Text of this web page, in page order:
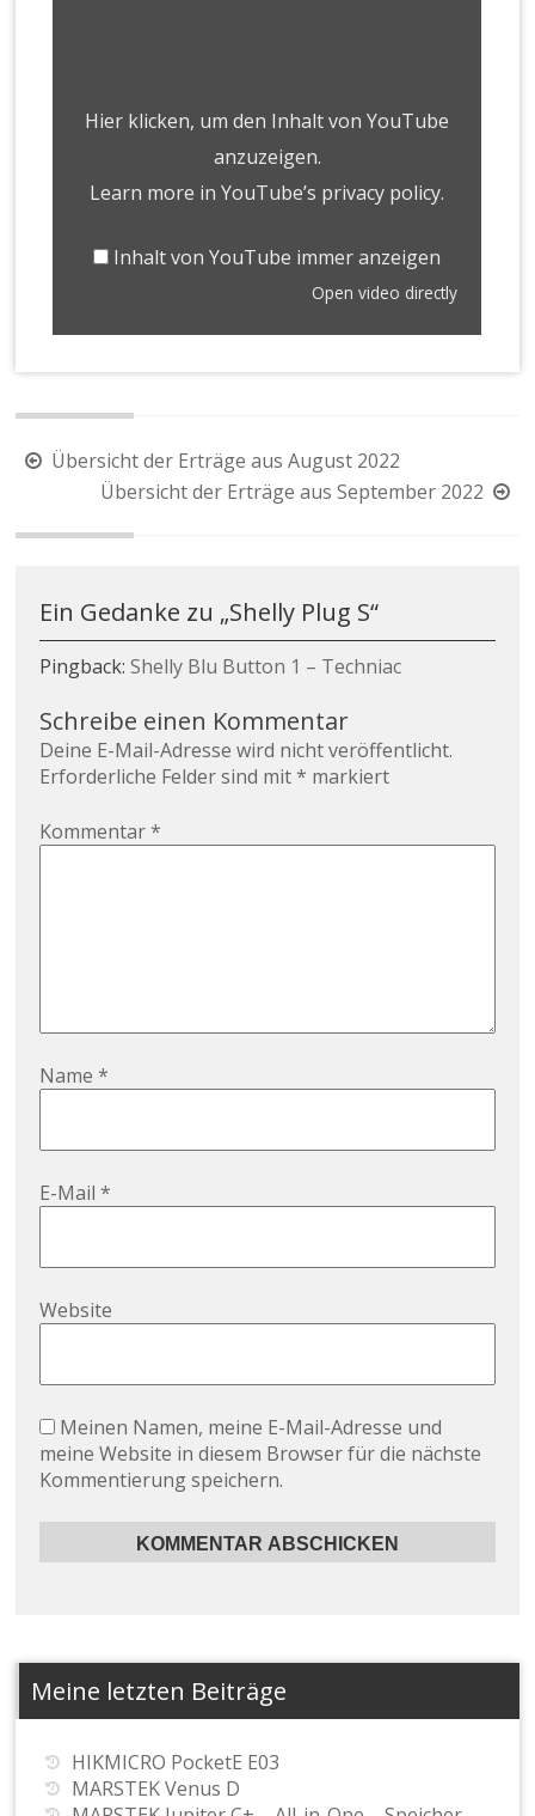
Hier klicken, um den Inhalt von YouTube
anzuzeigen.
Learn more inYouTube’s privacy policy.
Inhalt von YouTube immer anzeigen
Open video directly
Übersicht der Erträge aus August 2022
Übersicht der Erträge aus September 2022
Ein Gedanke zu „Shelly Plug S“
Pingback:Shelly Blu Button 1 – Techniac
Schreibe einen Kommentar
Deine E-Mail-Adresse wird nicht veröffentlicht.
Erforderliche Felder sind mit* markiert
Kommentar*
Name*
E-Mail*
Website
Meinen Namen, meine E-Mail-Adresse und
meine Website in diesem Browser für die nächste
Kommentierung speichern.
Meine letzten Beiträge
HIKMICRO PocketE E03
MARSTEK Venus D